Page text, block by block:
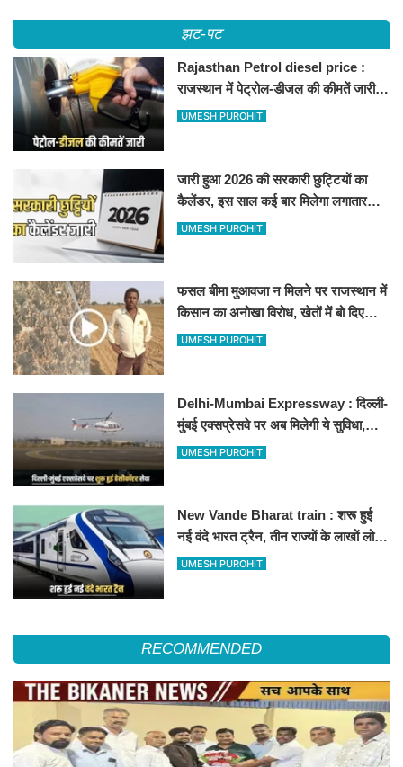
झट-पट
Rajasthan Petrol diesel price :
राजस्थान में पेट्रोल-डीजल की कीमतें जारी,
जानिए बीकानेर समेत पुरे प्रदेश में नए रेट
UMESH PUROHIT
जारी हुआ 2026 की सरकारी छुट्टियों का
कैलेंडर, इस साल कई बार मिलेगा लगातार
अवकाश, देखें
UMESH PUROHIT
फसल बीमा मुआवजा न मिलने पर राजस्थान में
किसान का अनोखा विरोध, खेतों में बो दिए
500-500 रुपए के नोट, वीडियो वायरल
UMESH PUROHIT
Delhi-Mumbai Expressway : दिल्ली-
मुंबई एक्सप्रेसवे पर अब मिलेगी ये सुविधा,
हेलीकॉप्टर सर्विस से तुरंत घायल पहुंचेगा
UMESH PUROHIT
New Vande Bharat train : शरू हुई
नई वंदे भारत ट्रैन, तीन राज्यों के लाखों लोगों
का सफर होगा आसान, देखें पूरा रूटमैप
UMESH PUROHIT
RECOMMENDED